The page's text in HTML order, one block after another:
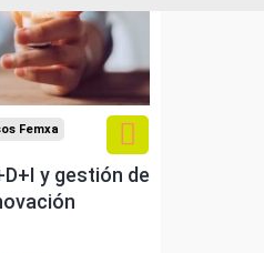
sectores.
Femxa
y gestión de